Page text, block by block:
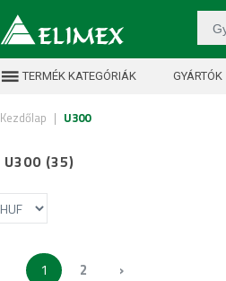
TERMÉK KATEGÓRIÁK GYÁRTÓK
Kezdőlap | U300
U300 (35)
1 2 ›